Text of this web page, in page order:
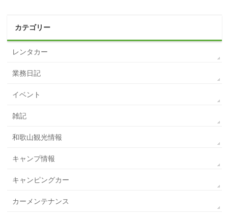
カテゴリー
レンタカー
業務日記
イベント
雑記
和歌山観光情報
キャンプ情報
キャンピングカー
カーメンテナンス